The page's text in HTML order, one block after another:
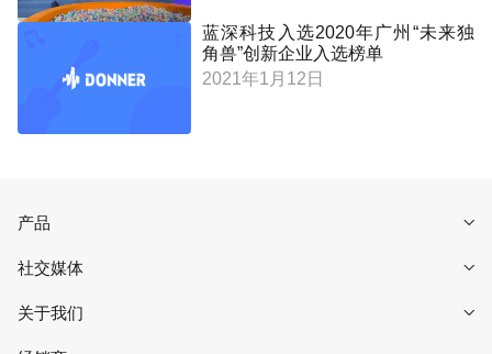
蓝深科技入选2020年广州“未来独
角兽”创新企业入选榜单
2021年1月12日
产品
社交媒体
关于我们